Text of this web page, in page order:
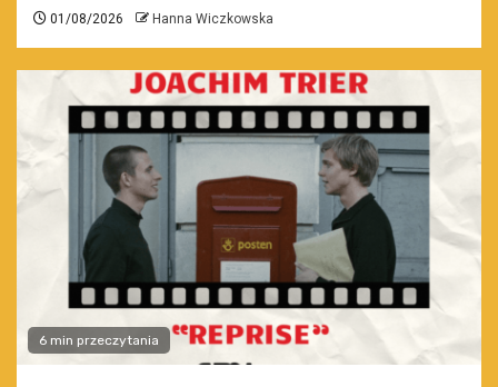
01/08/2026 Hanna Wiczkowska
6 min przeczytania